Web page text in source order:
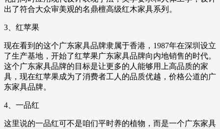
出了符合大众审美观的名鼎檀高级红木家具系列。
3、红苹果
现在看到的这个广东家具品牌隶属于香港，1987年在深圳设立
了生产基地，开始了红苹果广东家具品牌向内地销售的时代。
这个广东家具品牌的目标是让更多的人能够用上高品质的家
具，现在红苹果成为了消费者工人的品质优越，价格公道的广
东家具品牌。
4、一品红
这里说的一品红可不是咱们平时养的植物，而是一个广东家具